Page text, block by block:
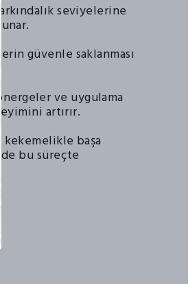
seviyelerine
güvenle saklanması
ve uygulama
artırır.
başa
de bu süreçte